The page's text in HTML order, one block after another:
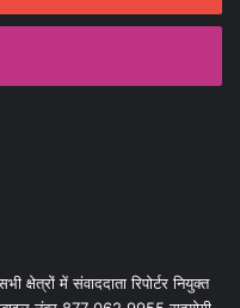
में संवाददाता रिपोर्टर नियुक्त